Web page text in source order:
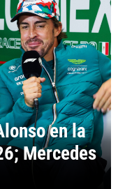
en la
Mercedes